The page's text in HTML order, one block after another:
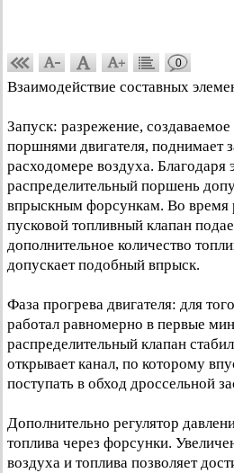
0
Взаимодействие составных
Запуск: разрежение,
поршнями двигателя, поднимает
расходомере воздуха. Благодаря
распределительный поршень
впрыскным форсункам. Во время
пусковой топливный клапан
дополнительное количество
допускает подобный впрыск.
Фаза прогрева двигателя: для
работал равномерно в первые
распределительный клапан
открывает канал, по которому
поступать в обход дроссельной
Дополнительно регулятор
топлива через форсунки.
воздуха и топлива позволяет